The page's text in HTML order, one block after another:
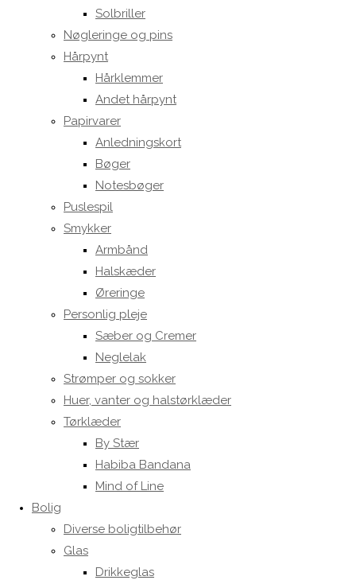
Solbriller
Nøgleringe og pins
Hårpynt
Hårklemmer
Andet hårpynt
Papirvarer
Anledningskort
Bøger
Notesbøger
Puslespil
Smykker
Armbånd
Halskæder
Øreringe
Personlig pleje
Sæber og Cremer
Neglelak
Strømper og sokker
Huer, vanter og halstørklæder
Tørklæder
By Stær
Habiba Bandana
Mind of Line
Bolig
Diverse boligtilbehør
Glas
Drikkeglas